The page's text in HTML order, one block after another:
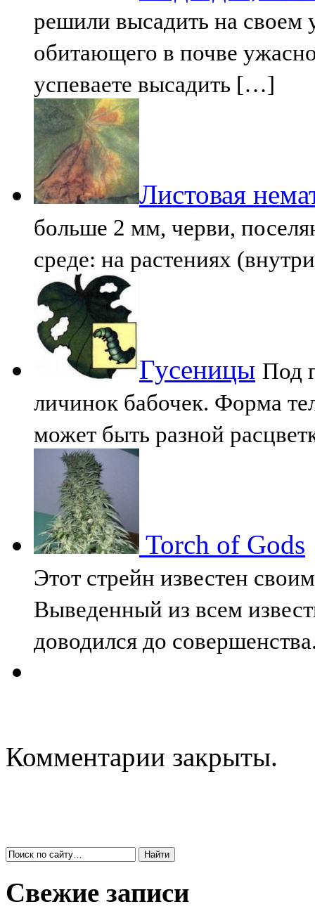
решили высадить на своем
обитающего в почве
успеваете высадить […]
Листовая
больше 2 мм, черви,
среде: на растениях
Гусеницы Под
личинок бабочек. Форма
может быть разной
Torch of Gods
Этот стрейн известен
Выведенный из всем
доводился до
Комментарии закрыты.
Свежие записи